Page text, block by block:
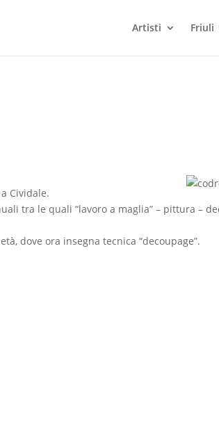
Artisti Friuli
Cividale.
tra le quali “lavoro a maglia” – pittura –
dove ora insegna tecnica “decoupage”.